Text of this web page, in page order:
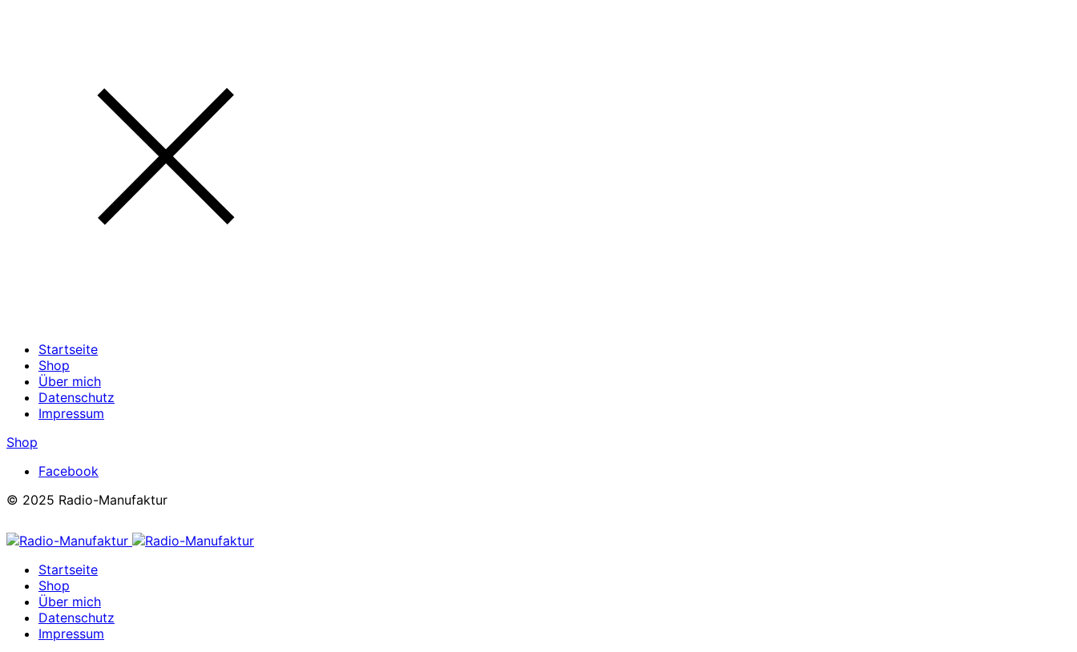
Startseite
Shop
Über mich
Datenschutz
Impressum
Shop
Facebook
© 2025 Radio-Manufaktur
Startseite
Shop
Über mich
Datenschutz
Impressum